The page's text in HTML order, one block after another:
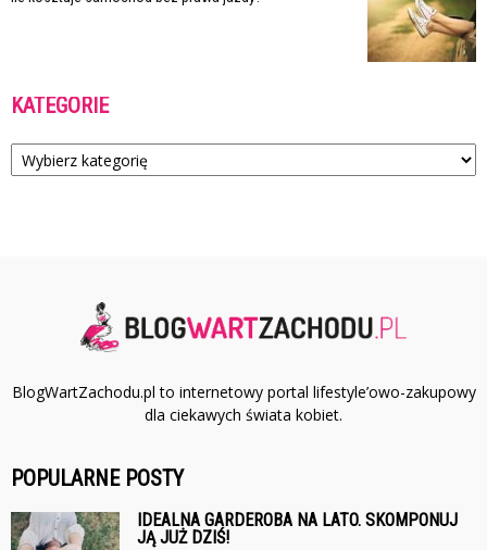
KATEGORIE
Kategorie
BlogWartZachodu.pl to internetowy portal lifestyle’owo-zakupowy
dla ciekawych świata kobiet.
POPULARNE POSTY
IDEALNA GARDEROBA NA LATO. SKOMPONUJ
JĄ JUŻ DZIŚ!